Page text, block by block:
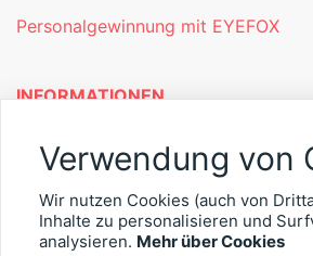
Personalgewinnung mit EYEFOX
INFORMATIONEN
Was ist EYEFOX – Ihre
Kontakt
Verwendung von
Wir nutzen Cookies (auch von
Inhalte zu personalisieren und
analysieren. Mehr über Cookies